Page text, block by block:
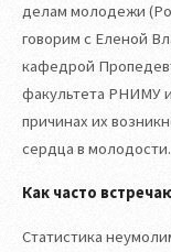
делам молодежи
говорим с Еленой
кафедрой
факультета РНИМУ
причинах их
сердца в молодости.
Как часто
Статистика